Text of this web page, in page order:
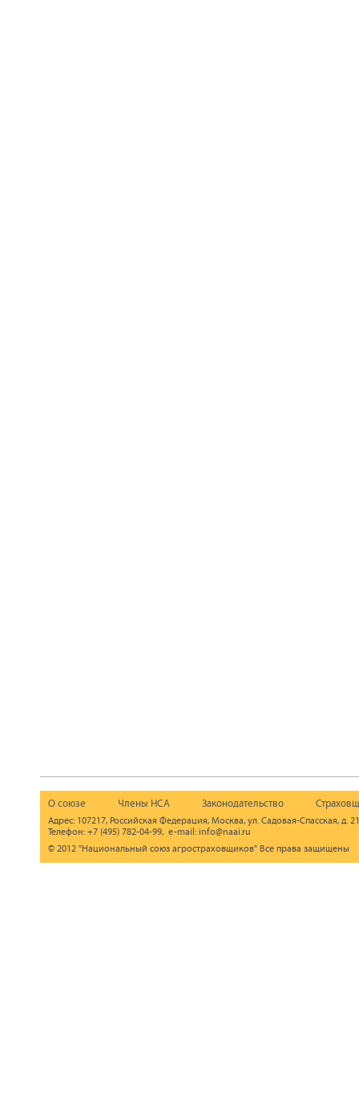
О союзе Члены НСА Законодательство
Адрес: 107217, Российская Федерация, Москва, ул. Садовая-Спасская, д.
Телефон: +7 (495) 782-04-99, e-mail: info@naai.ru
© 2012 "Национальный союз агростраховщиков" Все права защищены